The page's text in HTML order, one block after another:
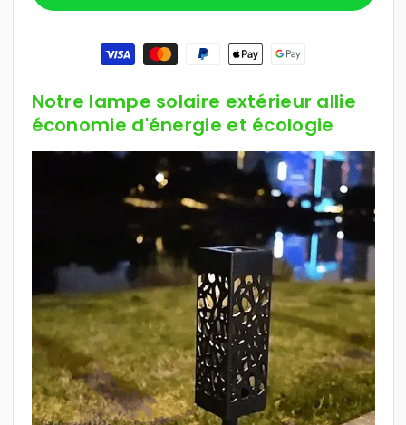
Notre lampe solaire extérieur allie
économie d'énergie et écologie